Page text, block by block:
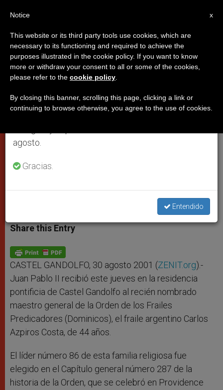
Espaldarazo de Juan Pablo II al
nuevo maestro general de los
Dominicos
Fray Carlos Azpiros le presentó las
VATICANO
t
s
p
p
s
e
g
e
r
e
b
o
k
t r
Share this Entry
CASTEL GANDOLFO, 30 agosto 2001 (ZENIT.org).-
Juan Pablo II recibió este jueves en la residencia
pontificia de Castel Gandolfo al recién nombrado
maestro general de la Orden de los Frailes
Predicadores (Dominicos), el fraile argentino Carlos
Azpiros Costa, de 44 años.
El líder número 86 de esta familia religiosa fue
elegido en el Capítulo general número 287 de la
historia de la Orden, que se celebró en Providence
×
Aviso importante
Del 27 de julio al 7 de agosto haremos la pausa
anual, aprovechando que en el periodo de verano
se generan menos informaciones y también el
agosto.
Gracias.
Entendido
x
Notice
This website or its third party tools use cookies, which are
necessary to its functioning and required to achieve the
purposes illustrated in the cookie policy. If you want to know
more or withdraw your consent to all or some of the cookies,
please refer to the cookie policy
By closing this banner, scrolling this page, clicking a link or
continuing to browse otherwise, you agree to the use of cookies.